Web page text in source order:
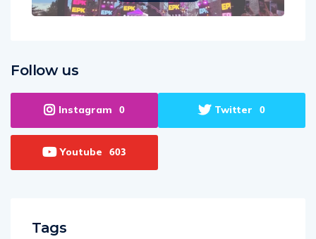
Follow us
Instagram 0 Twitter 0
Youtube 603
Tags